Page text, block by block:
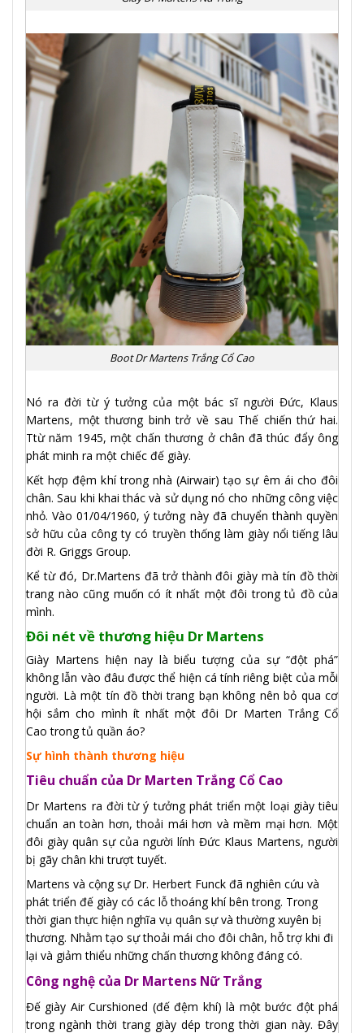
Boot Dr Martens Trắng Cổ Cao
Nó ra đời từ ý tưởng của một bác sĩ người Đức, Klaus
Martens, một thương binh trở về sau Thế chiến thứ hai.
Ttừ năm 1945, một chấn thương ở chân đã thúc đẩy ông
phát minh ra một chiếc đế giày.
Kết hợp đệm khí trong nhà (Airwair) tạo sự êm ái cho đôi
chân. Sau khi khai thác và sử dụng nó cho những công việc
nhỏ. Vào 01/04/1960, ý tưởng này đã chuyển thành quyền
sở hữu của công ty có truyền thống làm giày nổi tiếng lâu
đời R. Griggs Group.
Kể từ đó, Dr.Martens đã trở thành đôi giày mà tín đồ thời
trang nào cũng muốn có ít nhất một đôi trong tủ đồ của
mình.
Đôi nét về thương hiệu Dr Martens
Giày Martens hiện nay là biểu tượng của sự “đột phá”
không lẫn vào đâu được thể hiện cá tính riêng biệt của mỗi
người. Là một tín đồ thời trang bạn không nên bỏ qua cơ
hội sắm cho mình ít nhất một đôi Dr Marten Trắng Cổ
Cao trong tủ quần áo?
Sự hình thành thương hiệu
Tiêu chuẩn của Dr Marten Trắng Cổ Cao
Dr Martens ra đời từ ý tưởng phát triển một loại giày tiêu
chuẩn an toàn hơn, thoải mái hơn và mềm mại hơn. Một
đôi giày quân sự của người lính Đức Klaus Martens, người
bị gãy chân khi trượt tuyết.
Martens và cộng sự Dr. Herbert Funck đã nghiên cứu và
phát triển đế giày có các lỗ thoáng khí bên trong. Trong
thời gian thực hiện nghĩa vụ quân sự và thường xuyên bị
thương. Nhằm tạo sự thoải mái cho đôi chân, hỗ trợ khi đi
lại và giảm thiểu những chấn thương không đáng có.
Công nghệ của Dr Martens Nữ Trắng
Đế giày Air Curshioned (đế đệm khí) là một bước đột phá
trong ngành thời trang giày dép trong thời gian này. Đây